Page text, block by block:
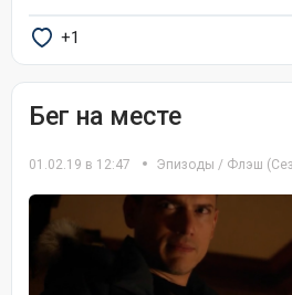
+1
Бег на месте
01.02.19 в 12:47 Эпизоды / Флэш